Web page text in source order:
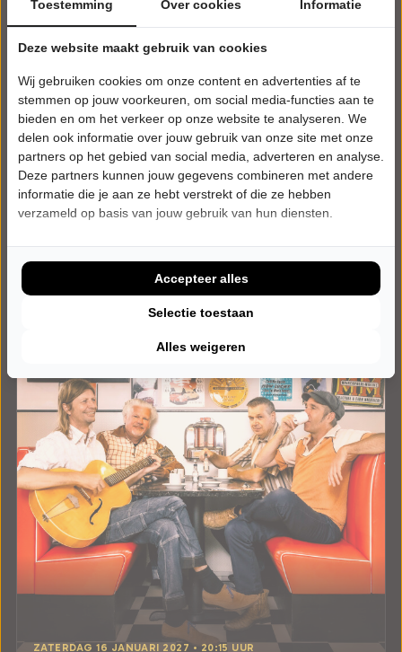
ZATERDAG 9 JANUARI 2027 • 20:15 UUR
70s unplugged
Rumours, 50th Anniversary
Theater Hofpoort
Coevorden
POPULAIRE MUZIEK
Tickets
ZATERDAG 16 JANUARI 2027 • 20:15 UUR
Toestemming Over cookies Informatie
Deze website maakt gebruik van cookies
Wij gebruiken cookies om onze content en advertenties af te
stemmen op jouw voorkeuren, om social media-functies aan te
bieden en om het verkeer op onze website te analyseren. We
delen ook informatie over jouw gebruik van onze site met onze
partners op het gebied van social media, adverteren en analyse.
Deze partners kunnen jouw gegevens combineren met andere
informatie die je aan ze hebt verstrekt of die ze hebben
verzameld op basis van jouw gebruik van hun diensten.
Alles weigeren
Selectie toestaan
Accepteer alles